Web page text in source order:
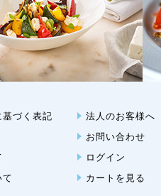
づく表記
て
法人のお客様へ
お問い合わせ
ログイン
カートを見る